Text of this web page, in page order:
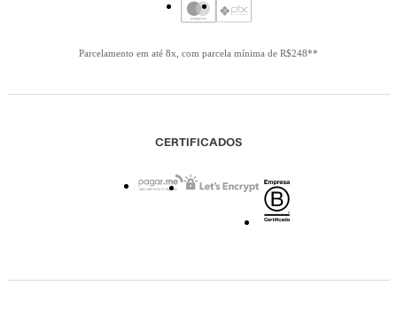
Parcelamento em até 8x, com parcela mínima de R$248**
CERTIFICADOS